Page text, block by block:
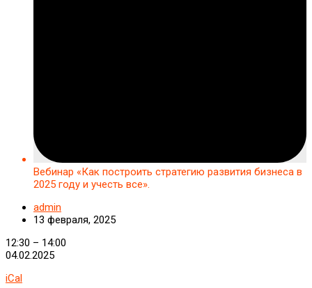
Вебинар «Как построить стратегию развития бизнеса в
2025 году и учесть все».
admin
13 февраля, 2025
Вебинар
«Как
стратегию
12:30 – 14:00
04.02.2025
iCal